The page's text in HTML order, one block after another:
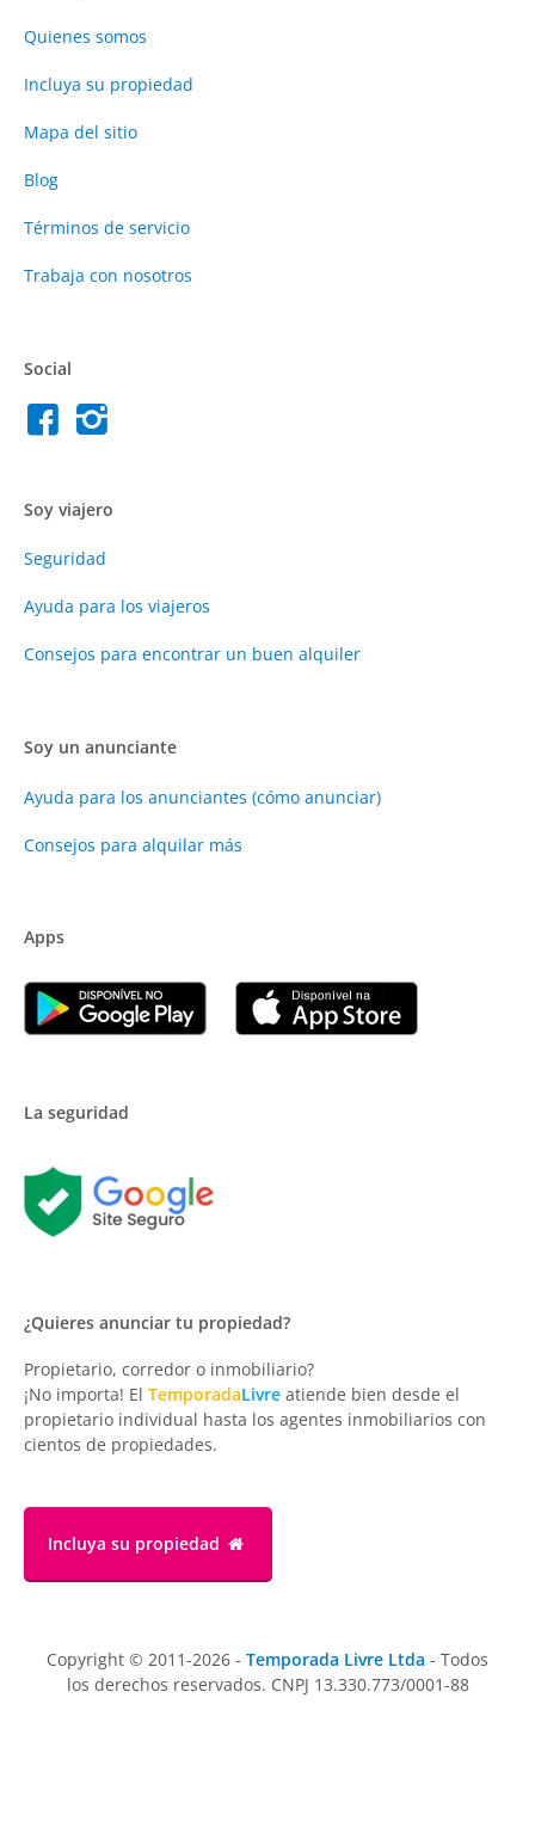
Quienes somos
Incluya su propiedad
Mapa del sitio
Blog
Términos de servicio
Trabaja con nosotros
Social
Soy viajero
Seguridad
Ayuda para los viajeros
Consejos para encontrar un buen alquiler
Soy un anunciante
Ayuda para los anunciantes (cómo anunciar)
Consejos para alquilar más
Apps
La seguridad
¿Quieres anunciar tu propiedad?
Propietario, corredor o inmobiliario?
¡No importa! El TemporadaLivre atiende bien desde el
propietario individual hasta los agentes inmobiliarios con
cientos de propiedades.
Incluya su propiedad
Copyright © 2011-2026 - Temporada Livre Ltda - Todos
los derechos reservados. CNPJ 13.330.773/0001-88